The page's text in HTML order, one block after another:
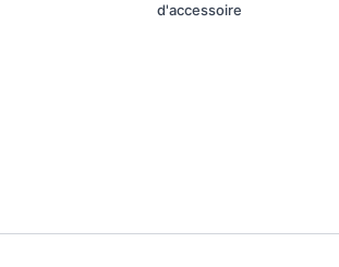
d'accessoire